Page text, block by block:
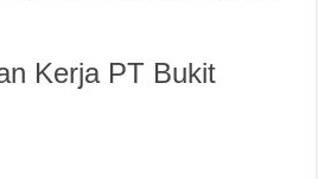
Kerja PT Bukit